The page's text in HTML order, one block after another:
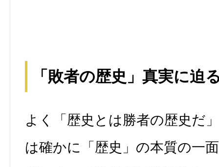
「敗者の歴史」真実に迫
よく「歴史とは勝者の歴史だ
は確かに「歴史」の本質の一